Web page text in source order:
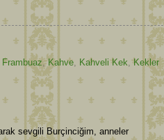
Frambuaz,Kahve Kahveli Kek ,Kekler
sevgili Burçinciğim, anneler